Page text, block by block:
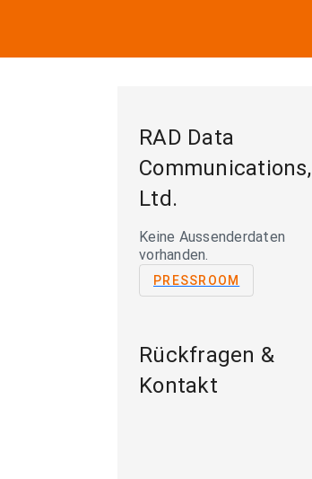
RAD Data
Communications,
Ltd.
Keine Aussenderdaten
vorhanden.
PRESSROOM
Rückfragen &
Kontakt